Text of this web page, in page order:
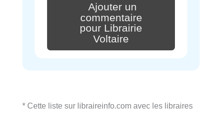
Ajouter un
commentaire
pour Librairie
Voltaire
* Cette liste sur libraireinfo.com avec les libraires